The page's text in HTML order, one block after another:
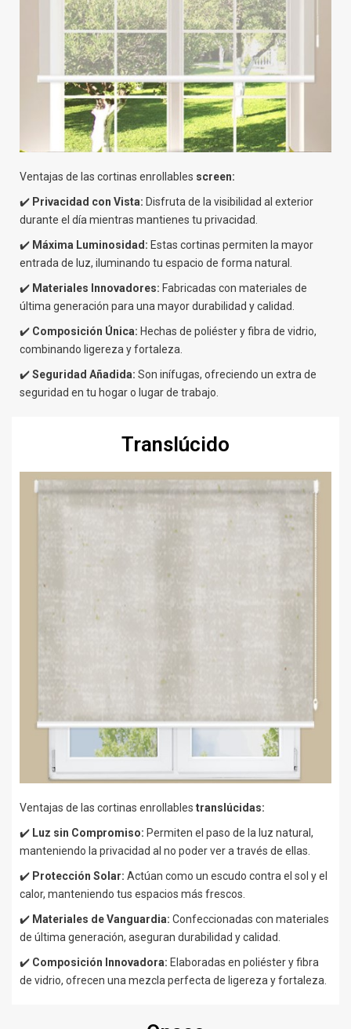
Ventajas de las cortinas enrollables screen:
✔️ Privacidad con Vista: Disfruta de la visibilidad al exterior
durante el día mientras mantienes tu privacidad.
✔️ Máxima Luminosidad: Estas cortinas permiten la mayor
entrada de luz, iluminando tu espacio de forma natural.
✔️ Materiales Innovadores: Fabricadas con materiales de
última generación para una mayor durabilidad y calidad.
✔️ Composición Única: Hechas de poliéster y fibra de vidrio,
combinando ligereza y fortaleza.
✔️Seguridad Añadida: Son inífugas, ofreciendo un extra de
seguridad en tu hogar o lugar de trabajo.
Translúcido
Ventajas de las cortinas enrollables translúcidas:
✔️ Luz sin Compromiso: Permiten el paso de la luz natural,
manteniendo la privacidad al no poder ver a través de ellas.
✔️ Protección Solar: Actúan como un escudo contra el sol y el
calor, manteniendo tus espacios más frescos.
✔️ Materiales de Vanguardia: Confeccionadas con materiales
de última generación, aseguran durabilidad y calidad.
✔️ Composición Innovadora: Elaboradas en poliéster y fibra
de vidrio, ofrecen una mezcla perfecta de ligereza y fortaleza.